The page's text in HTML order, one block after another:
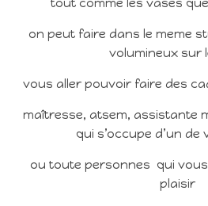
tout comme les vases
on peut faire dans le meme
volumineux sur
vous aller pouvoir faire des
maîtresse, atsem, assistante
qui s’occupe d’un
ou toute personnes qui
plaisir